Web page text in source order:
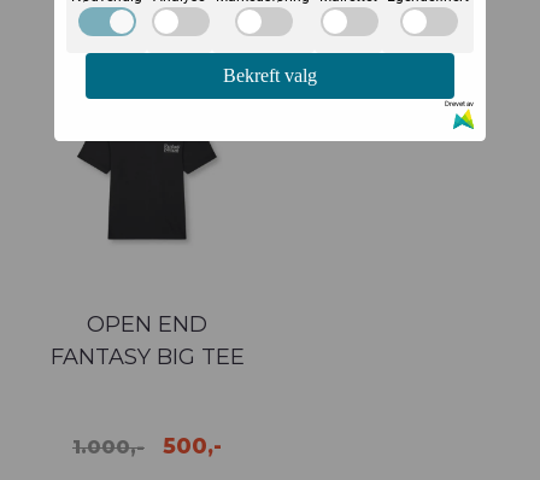
Relaterte produkter
-50%
OPEN END
FANTASY BIG TEE
1.000,- 500,-
Bekreft valg
Drevet av